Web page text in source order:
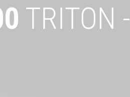
TRITON -